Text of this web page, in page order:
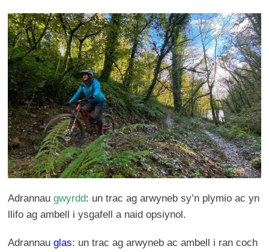
Adrannau gwyrdd: un trac ag arwyneb sy’n plymio ac yn
llifo ag ambell i ysgafell a naid opsiynol.
Adrannau glas: un trac ag arwyneb ac ambell i ran coch